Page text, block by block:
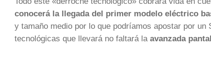
conocerá la llegada del primer modelo eléctrico
y tamaño medio por lo que podríamos apostar por
tecnológicas que llevará no faltará la avanzada